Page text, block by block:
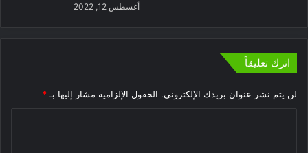
أغسطس 12, 2022
اترك تعليقاً
لن يتم نشر عنوان بريدك الإلكتروني. الحقول الإلزامية مشار إليها بـ *